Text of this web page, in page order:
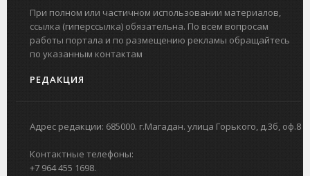
При полном или частичном использовании материалов,
ссылка (гиперссылка) обязательна. По всем вопросам
работы портала и по размещению рекламы обращайтесь
по указанным контактам
РЕДАКЦИЯ
Адрес редакции: 685000. г.Магадан. улица Горького, д.3б, оф.8
Контактные телефоны:
+7 964 455 1698.